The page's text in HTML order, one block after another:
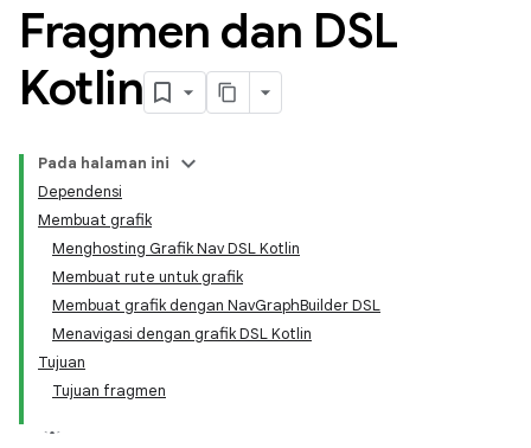
Fragmen dan DSL
Kotlin
Pada halaman ini
Dependensi
Membuat grafik
Menghosting Grafik Nav DSL Kotlin
Membuat rute untuk grafik
Membuat grafik dengan NavGraphBuilder DSL
Menavigasi dengan grafik DSL Kotlin
Tujuan
Tujuan fragmen